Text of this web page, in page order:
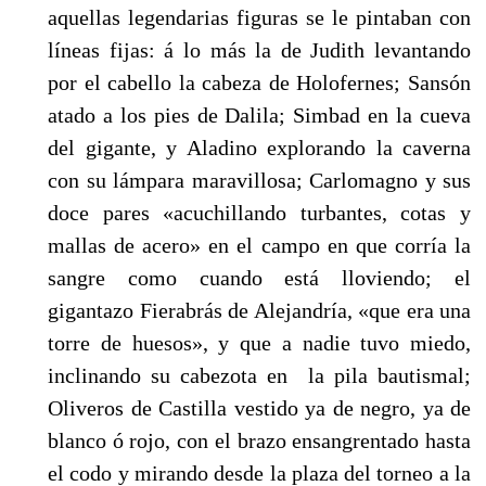
aquellas legendarias figuras se le pintaban con
líneas fijas: á lo más la de Judith levantando
por el cabello la cabeza de Holofernes; Sansón
atado a los pies de Dalila; Simbad en la cueva
del gigante, y Aladino explorando la caverna
con su lámpara maravillosa; Carlomagno y sus
doce pares «acuchillando turbantes, cotas y
mallas de acero» en el campo en que corría la
sangre como cuando está lloviendo; el
gigantazo Fierabrás de Alejandría, «que era una
torre de huesos», y que a nadie tuvo miedo,
inclinando su cabezota en la pila bautismal;
Oliveros de Castilla vestido ya de negro, ya de
blanco ó rojo, con el brazo ensangrentado hasta
el codo y mirando desde la plaza del torneo a la